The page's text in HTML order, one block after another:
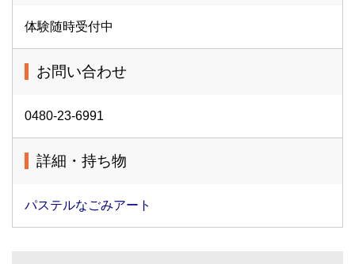
体験随時受付中
お問い合わせ
0480-23-6991
詳細・持ち物
パステルなごみアート